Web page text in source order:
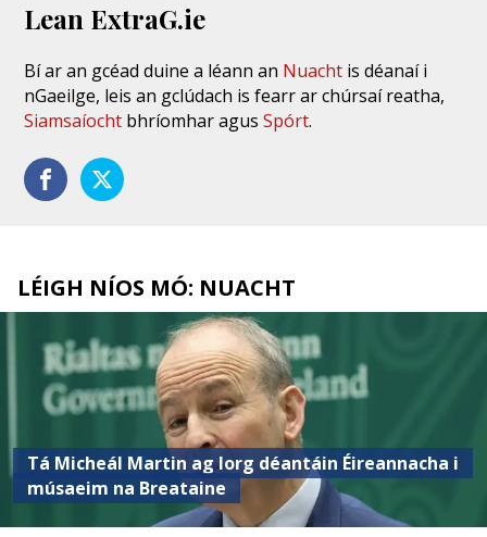
Lean ExtraG.ie
Bí ar an gcéad duine a léann an Nuacht is déanaí i
nGaeilge, leis an gclúdach is fearr ar chúrsaí reatha,
Siamsaíocht bhríomhar agusSpórt.
LÉIGH NÍOS MÓ: NUACHT
Tá Micheál Martin ag lorg déantáin Éireannacha i
músaeim na Breataine